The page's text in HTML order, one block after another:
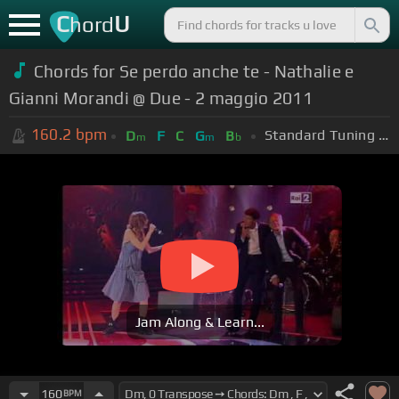
ChordU
Chords for Se perdo anche te - Nathalie e
Gianni Morandi @ Due - 2 maggio 2011
160.2 bpm Dm F C Gm Bb Standard Tuning (EADGBE)
Jam Along & Learn...
160BPM